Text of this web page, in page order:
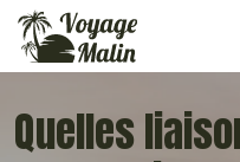
Quelles